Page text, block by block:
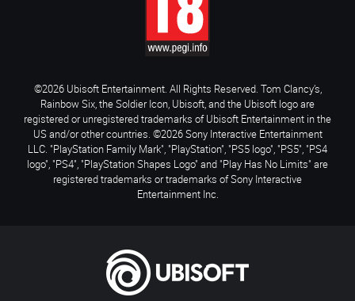
©2026 Ubisoft Entertainment. All Rights Reserved. Tom Clancy’s,
Rainbow Six, the Soldier Icon, Ubisoft, and the Ubisoft logo are
registered or unregistered trademarks of Ubisoft Entertainment in the
US and/or other countries. ©2026 Sony Interactive Entertainment
LLC. "PlayStation Family Mark", "PlayStation", "PS5 logo", "PS5", "PS4
logo", "PS4", "PlayStation Shapes Logo" and "Play Has No Limits" are
registered trademarks or trademarks of Sony Interactive
Entertainment Inc.